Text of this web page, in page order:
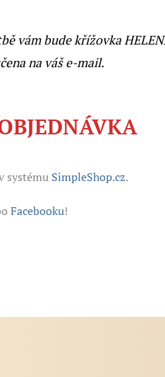
vám bude křížovka
na váš e-mail.
systému SimpleShop.cz.
Facebooku!